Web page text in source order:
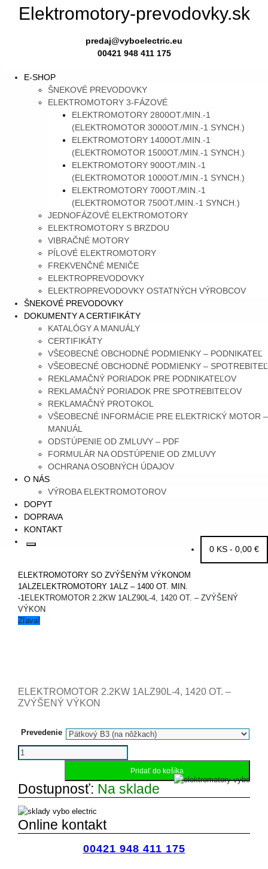
Elektromotory-prevodovky.sk
predaj@vyboelectric.eu
00421 948 411 175
SKIP
E-SHOP
ŠNEKOVÉ PREVODOVKY
ELEKTROMOTORY 3-FÁZOVÉ
ELEKTROMOTORY 2800OT./MIN.-1
(ELEKTROMOTOR 3000OT./MIN.-1 SYNCH.)
ELEKTROMOTORY 1400OT./MIN.-1
(ELEKTROMOTOR 1500OT./MIN.-1 SYNCH.)
ELEKTROMOTORY 900OT./MIN.-1
(ELEKTROMOTOR 1000OT./MIN.-1 SYNCH.)
ELEKTROMOTORY 700OT./MIN.-1
(ELEKTROMOTOR 750OT./MIN.-1 SYNCH.)
JEDNOFÁZOVÉ ELEKTROMOTORY
ELEKTROMOTORY S BRZDOU
VIBRAČNÉ MOTORY
PÍLOVÉ ELEKTROMOTORY
FREKVENČNÉ MENIČE
ELEKTROPREVODOVKY
ELEKTROPREVODOVKY OSTATNÝCH VÝROBCOV
ŠNEKOVÉ PREVODOVKY
DOKUMENTY A CERTIFIKÁTY
KATALÓGY A MANUÁLY
CERTIFIKÁTY
VŠEOBECNÉ OBCHODNÉ PODMIENKY – PODNIKATEĽ
VŠEOBECNÉ OBCHODNÉ PODMIENKY – SPOTREBITEĽ
REKLAMAČNÝ PORIADOK PRE PODNIKATEĽOV
REKLAMAČNÝ PORIADOK PRE SPOTREBITEĽOV
REKLAMAČNÝ PROTOKOL
VŠEOBECNÉ INFORMÁCIE PRE ELEKTRICKÝ MOTOR –
MANUÁL
ODSTÚPENIE OD ZMLUVY – PDF
FORMULÁR NA ODSTÚPENIE OD ZMLUVY
OCHRANA OSOBNÝCH ÚDAJOV
O NÁS
VÝROBA ELEKTROMOTOROV
DOPYT
DOPRAVA
KONTAKT
0 KS - 0,00 €
Search
HOME
ELEKTROMOTORY SO ZVÝŠENÝM VÝKONOM
1ALZELEKTROMOTORY 1ALZ – 1400 OT. MIN.
-1 ELEKTROMOTOR 2.2KW 1ALZ90L-4, 1420 OT. – ZVÝŠENÝ
VÝKON
Zľava!
ELEKTROMOTOR 2.2KW 1ALZ90L-4, 1420 OT. –
ZVÝŠENÝ VÝKON
Prevedenie
množstvo
Elektromotor
1ALZ90L-
4,
1420
ot.
-
Pridať do košíka
Dostupnosť: Na sklade
Online kontakt
00421 948 411 175